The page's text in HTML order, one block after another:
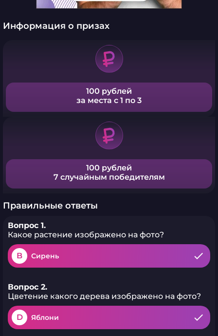
Информация о призах
100 рублей
за места с 1 по 3
100 рублей
7 случайным победителям
Правильные ответы
Вопрос 1.
Какое растение изображено на фото?
B Сирень
Вопрос 2.
Цветение какого дерева изображено на фото?
D Яблони